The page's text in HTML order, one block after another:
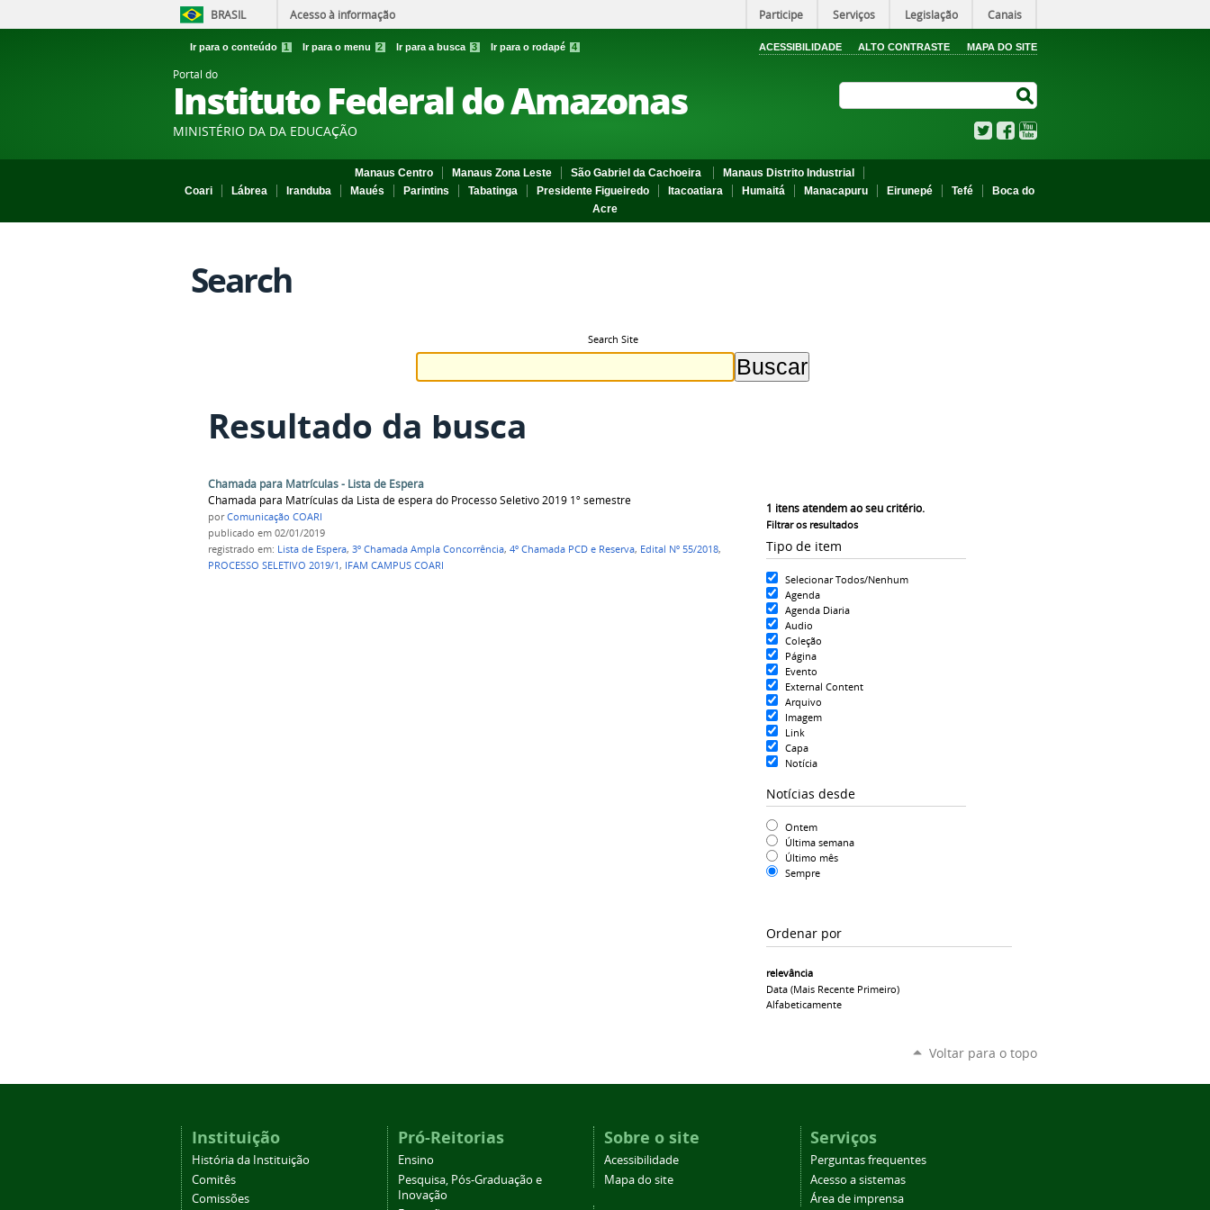
BRASIL Acesso à informação Participe Serviços Legislação Canais
Ir para o conteúdo 1 Ir para o menu 2 Ir para a busca 3 Ir para o rodapé 4 ACESSIBILIDADE ALTO CONTRASTE MAPA DO SITE
Portal do
Instituto Federal do Amazonas
MINISTÉRIO DA DA EDUCAÇÃO TwitterFacebook
Manaus Centro Manaus Zona Leste São Gabriel da Cachoeira
Manaus Distrito Industrial
Coari
Lábrea Iranduba Maués Parintins Tabatinga Presidente Figueiredo Itacoatiara Humaitá Manacapuru Eirunepé Tefé
Boca do
Acre
Search
Search Site
Resultado da busca
1 itens atendem ao seu critério.
Filtrar os resultados
Tipo de item
Selecionar Todos/Nenhum
Agenda
Agenda Diaria
Audio
Coleção
Página
Evento
External Content
Arquivo
Imagem
Link
Capa
Notícia
Notícias desde
Ontem
Última semana
Último mês
Sempre
Ordenar por
relevância
Data (mais Recente Primeiro)
Alfabeticamente
Chamada para Matrículas - Lista de Espera
Chamada para Matrículas da Lista de espera do Processo Seletivo 2019 1º semestre
porComunicação COARI
publicado em 02/01/2019
registrado em: Lista de Espera, 3º Chamada Ampla Concorrência, 4º Chamada PCD e Reserva, Edital Nº 55/2018,
PROCESSO SELETIVO 2019/1, IFAM CAMPUS COARI
Voltar para o topo
Instituição
História da Instituição
Comitês
Comissões
Pró-Reitorias
Ensino
Pesquisa, Pós-Graduação e
Inovação
Sobre o site
Acessibilidade
Mapa do site
Serviços
Perguntas frequentes
Acesso a sistemas
Área de imprensa